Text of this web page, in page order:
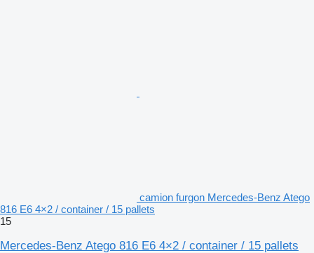
camion furgon Mercedes-Benz Atego
816 E6 4×2 / container / 15 pallets
15
Mercedes-Benz Atego 816 E6 4×2 / container / 15 pallets